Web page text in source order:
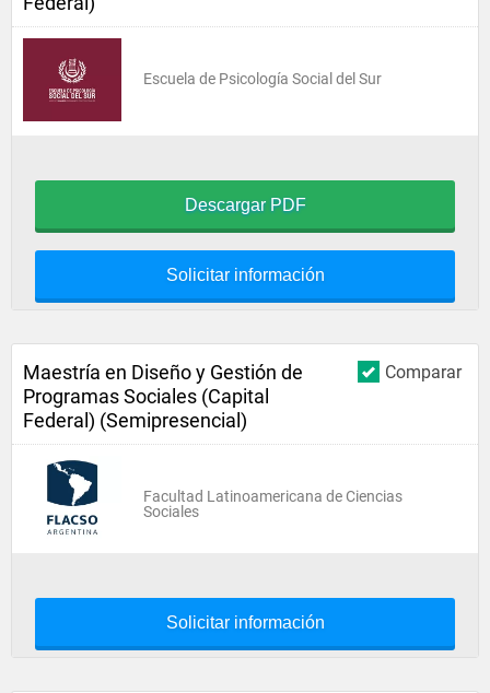
Escuela de Psicología Social del Sur
Descargar PDF
Solicitar información
Comparar
Maestría en Diseño y Gestión de
Programas Sociales (Capital
Federal) (Semipresencial)
Facultad Latinoamericana de Ciencias
Sociales
Solicitar información